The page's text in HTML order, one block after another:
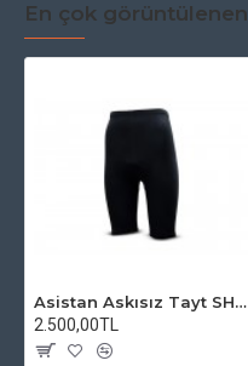
En çok görüntülenen
Asistan Askısız Tayt SH20 Pedli Siyah
2.500,00TL